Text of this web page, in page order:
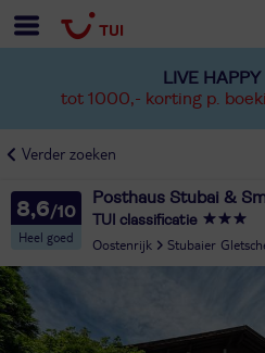
LIVE HAPPY
tot 1000,- korting p.
Verder zoeken
8,6
Heel goed
Posthaus Stubai &
TUI classificatie
Oostenrijk Stubaier